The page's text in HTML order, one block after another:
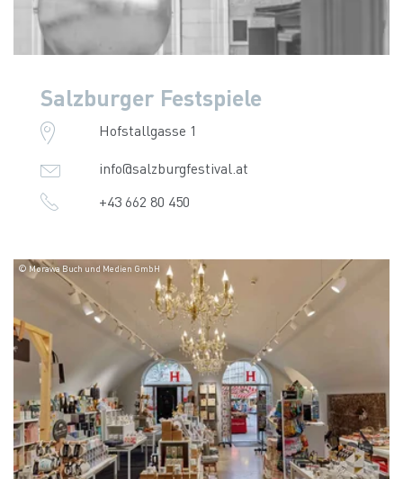
Salzburger Festspiele
Hofstallgasse 1
info@salzburgfestival.at
+43 662 80 450
© Morawa Buch und Medien GmbH